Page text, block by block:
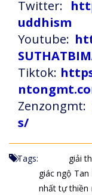
Twitter:
uddhism
Youtube:
Tiktok:
Zenzongmt:
s/
Tags: giải
giác ngộ Tan
nhất tự thiền